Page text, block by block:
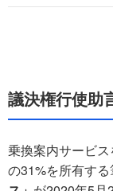
議決権行使助
乗換案内サービ
の31%を所有す